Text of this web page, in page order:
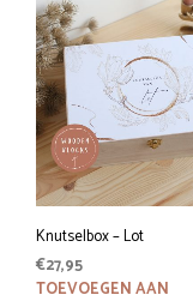
Knutselbox – Lot
€27,95
TOEVOEGEN AAN